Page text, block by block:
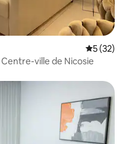
Note
5 (32)
ville de Nicosie